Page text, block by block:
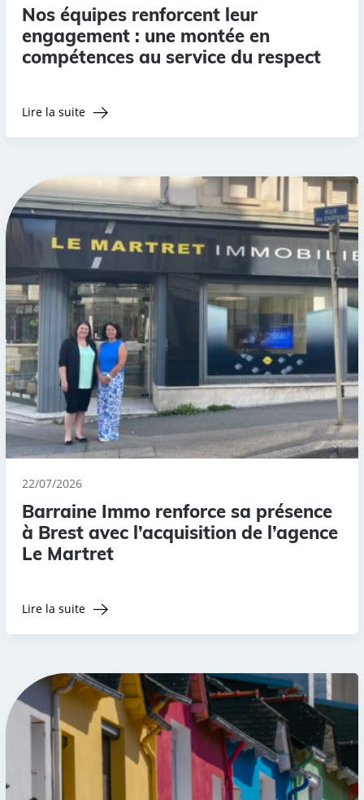
Nos équipes renforcent leur
engagement : une montée en
compétences au service du respect
Lire la suite
22/07/2026
Barraine Immo renforce sa présence
à Brest avec l’acquisition de l’agence
Le Martret
Lire la suite